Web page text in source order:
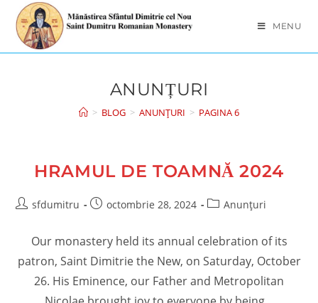
content
MENU
ANUNȚURI
> BLOG > ANUNȚURI > PAGINA 6
HRAMUL DE TOAMNĂ 2024
Postsfdumitru
Postoctombrie 28, 2024
PostAnunțuri
Our monastery held its annual celebration of its
patron, Saint Dimitrie the New, on Saturday, October
26. His Eminence, our Father and Metropolitan